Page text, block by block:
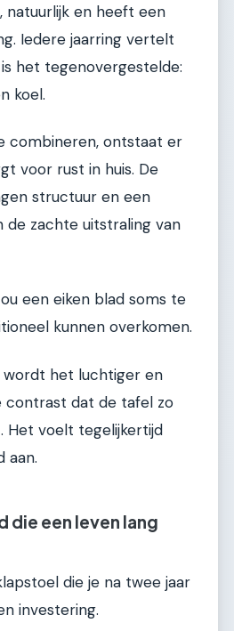
natuurlijk en heeft een
Iedere jaarring vertelt
het tegenovergestelde:
koel.
combineren, ontstaat er
voor rust in huis. De
structuur en een
de zachte uitstraling van
een eiken blad soms te
kunnen overkomen.
het luchtiger en
contrast dat de tafel zo
Het voelt tegelijkertijd
aan.
die een leven lang
die je na twee jaar
investering.